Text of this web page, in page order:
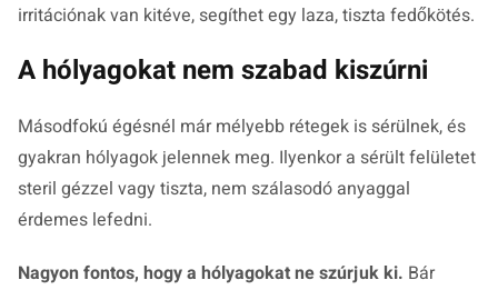
irritációnak van kitéve, segíthet egy laza, tiszta fedőkötés.
A hólyagokat nem szabad kiszúrni
Másodfokú égésnél már mélyebb rétegek is sérülnek, és
gyakran hólyagok jelennek meg. Ilyenkor a sérült felületet
steril gézzel vagy tiszta, nem szálasodó anyaggal
érdemes lefedni.
Nagyon fontos, hogy a hólyagokat ne szúrjuk ki. Bár